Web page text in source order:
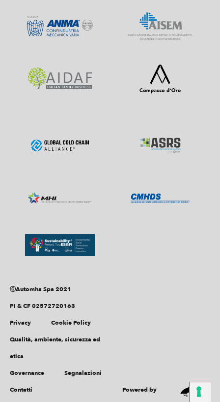
ⓒAutomha Spa 2021
PI & CF 02572720163
Privacy Cookie Policy
Qualità, ambiente, sicurezza ed
etica
Governance Segnalazioni
Contatti Powered by